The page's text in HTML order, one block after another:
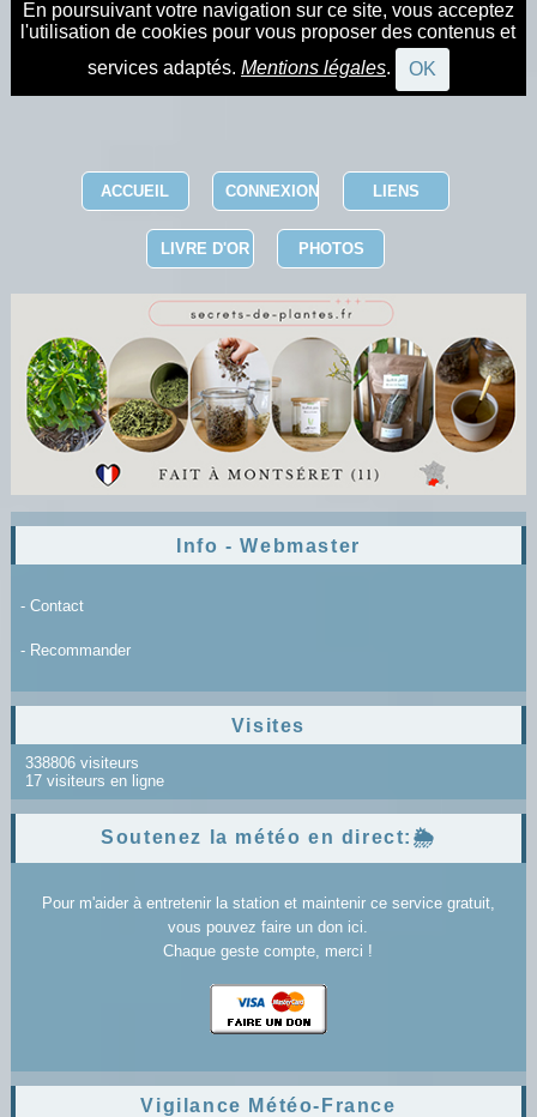
En poursuivant votre navigation sur ce site, vous acceptez
l'utilisation de cookies pour vous proposer des contenus et
services adaptés. Mentions légales. OK
ACCUEIL CONNEXION LIENS
LIVRE D'OR PHOTOS
Info - Webmaster
- Contact
- Recommander
Visites
338806 visiteurs
17 visiteurs en ligne
Soutenez la météo en direct:🌦️
Pour m'aider à entretenir la station et maintenir ce service gratuit,
vous pouvez faire un don ici.
Chaque geste compte, merci !
Vigilance Météo-France